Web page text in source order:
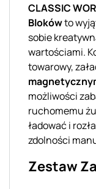
CLASSIC
Blokówto
sobie
wartościami.
towarowy,
możliwości
ruchomemu
ładować i
zdolności
Zestaw